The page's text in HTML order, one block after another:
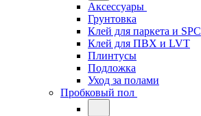
Аксессуары
Грунтовка
Клей для паркета и SPC
Клей для ПВХ и LVT
Плинтусы
Подложка
Уход за полами
Пробковый пол